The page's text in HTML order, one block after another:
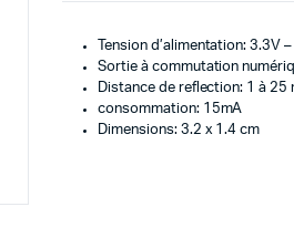
Tension d’alimentation: 3.3V
Sortie à commutation
Distance de reflection: 1 à 25
consommation: 15mA
Dimensions: 3.2 x 1.4 cm